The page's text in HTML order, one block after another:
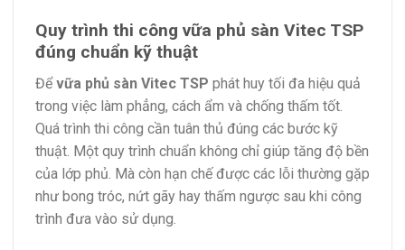
Quy trình thi công vữa phủ sàn Vitec TSP
đúng chuẩn kỹ thuật
Đểvữa phủ sàn Vitec TSP phát huy tối đa hiệu quả
trong việc làm phẳng, cách ẩm và chống thấm tốt.
Quá trình thi công cần tuân thủ đúng các bước kỹ
thuật. Một quy trình chuẩn không chỉ giúp tăng độ bền
của lớp phủ. Mà còn hạn chế được các lỗi thường gặp
như bong tróc, nứt gãy hay thấm ngược sau khi công
trình đưa vào sử dụng.